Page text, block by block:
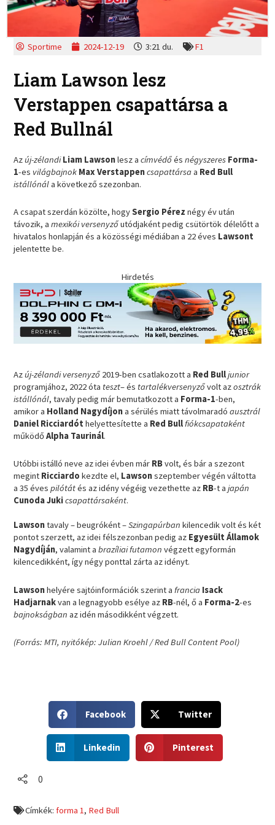
Sportime 2024-12-19 3:21 du. F1
Liam Lawson lesz
Verstappen csapattársa a
Red Bullnál
Azúj-zélandi Liam Lawsonlesz acímvédőésnégyszeres Forma-
1-es világbajnok Max Verstappencsapattársaa Red Bull
istállónála következő szezonban.
A csapat szerdán közölte, hogySergio Pérez négy év után
távozik, amexikói versenyzőutódjaként pedig csütörtök délelőtt a
hivatalos honlapján és a közösségi médiában a 22 éves Lawsont
jelentette be.
Hirdetés
Azúj-zélandi versenyző 2019-ben csatlakozott a Red Bulljunior
programjához, 2022 óta teszt– és tartalékversenyzővolt azosztrák
istállónál, tavaly pedig már bemutatkozott a Forma-1-ben,
amikor a Holland Nagydíjona sérülés miatt távolmaradóausztrál
Daniel Ricciardót helyettesítette a Red Bullfiókcsapataként
működőAlpha Taurinál.
Utóbbi istálló neve az idei évben már RBvolt, és bár a szezont
megint Ricciardo kezdte el, Lawsonszeptember végén váltotta
a 35 évespilótátés az idény végéig vezethette az RB-t ajapán
Cunoda Jukicsapattársaként.
Lawsontavaly – beugróként –Szingapúrban kilencedik volt és két
pontot szerzett, az idei félszezonban pedig az Egyesült Államok
Nagydíján, valamint abrazíliai futamon végzett egyformán
kilencedikként, így négy ponttal zárta az idényt.
Lawsonhelyére sajtóinformációk szerint afrancia Isack
Hadjarnakvan a legnagyobb esélye az RB-nél, ő a Forma-2-es
bajnokságban az idén másodikként végzett.
(Forrás: MTI, nyitókép: Julian Kroehl / Red Bull Content Pool)
h
a
r
Facebook
h
a
Twitter
h
a
n
Linkedin
h
a
Pinterest
0
Címkék:forma 1, Red Bull